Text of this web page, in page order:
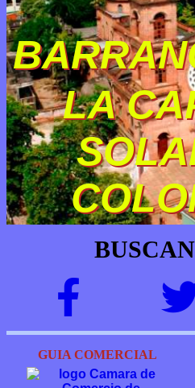
LA
GUIA COMERCIAL